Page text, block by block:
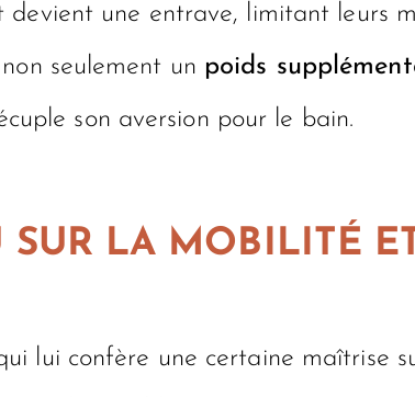
devient une entrave, limitant leurs
seulement un poids
son aversion pour le bain.
LA MOBILITÉ
lui confère une certaine maîtrise